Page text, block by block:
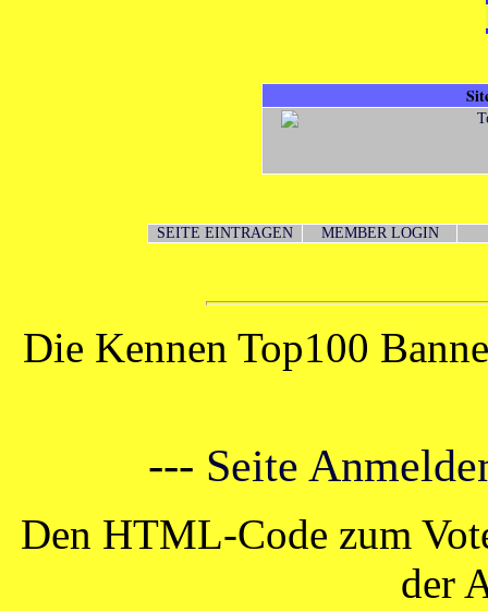
SEITE EINTRAGEN MEMBER LOGIN
Die Kennen Top100
--- Seite
Den HTML-Code zum
der